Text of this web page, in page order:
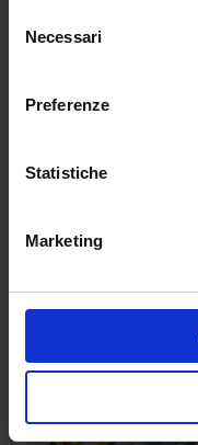
delNecessari
Preferenze
Statistiche
Marketing